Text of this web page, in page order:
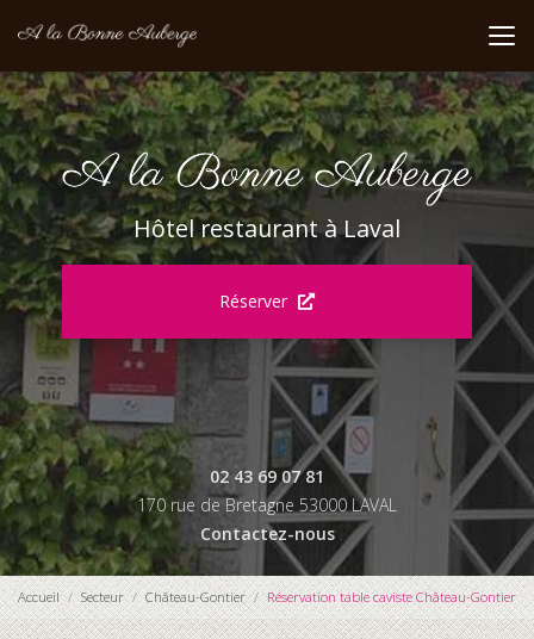
au
principal
Hôtel restaurant à Laval
Réserver
02 43 69 07 81
170 rue de Bretagne 53000 LAVAL
Contactez-nous
Accueil Secteur Château-Gontier Réservation table caviste Château-Gontier